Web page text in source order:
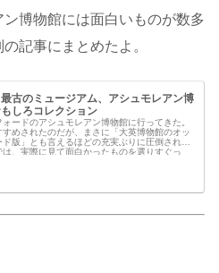
博物館には面白いものが数多
記事にまとめたよ。
古のミュージアム、アシュモレアン博
しろコレクション
ォードのアシュモレアン博物館に行ってきた。
すめされたのだが、まさに「大英博物館のオッ
ド版」とも言えるほどの充実ぶりに圧倒され
は、実際に見て面白かったものを選りすぐっ